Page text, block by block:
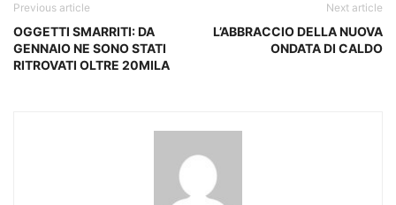
Previous article
OGGETTI SMARRITI: DA
GENNAIO NE SONO STATI
RITROVATI OLTRE 20MILA
Next article
L’ABBRACCIO DELLA NUOVA
ONDATA DI CALDO